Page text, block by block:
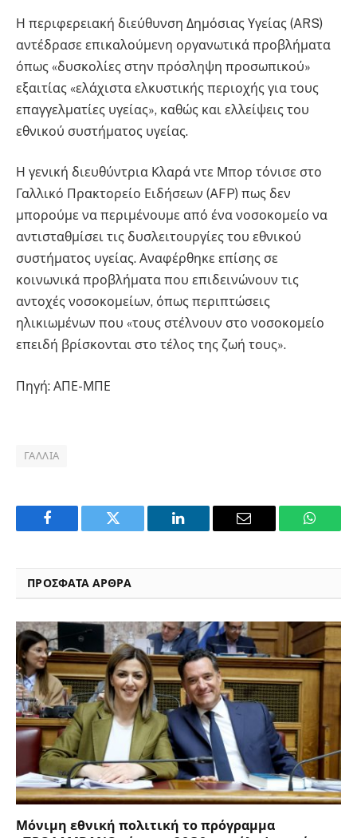
Η περιφερειακή διεύθυνση Δημόσιας Υγείας (ARS)
αντέδρασε επικαλούμενη οργανωτικά προβλήματα
όπως «δυσκολίες στην πρόσληψη προσωπικού»
εξαιτίας «ελάχιστα ελκυστικής περιοχής για τους
επαγγελματίες υγείας», καθώς και ελλείψεις του
εθνικού συστήματος υγείας.
Η γενική διευθύντρια Κλαρά ντε Μπορ τόνισε στο
Γαλλικό Πρακτορείο Ειδήσεων (AFP) πως δεν
μπορούμε να περιμένουμε από ένα νοσοκομείο να
αντισταθμίσει τις δυσλειτουργίες του εθνικού
συστήματος υγείας. Αναφέρθηκε επίσης σε
κοινωνικά προβλήματα που επιδεινώνουν τις
αντοχές νοσοκομείων, όπως περιπτώσεις
ηλικιωμένων που «τους στέλνουν στο νοσοκομείο
επειδή βρίσκονται στο τέλος της ζωή τους».
Πηγή: ΑΠΕ-ΜΠΕ
ΓΑΛΛΊΑ
Facebook Twitter LinkedIn Email
ΠΡΟΣΦΑΤΑ ΑΡΘΡΑ
Μόνιμη εθνική πολιτική το πρόγραμμα